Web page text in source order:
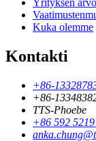
Yrityksen
Kuka olemme
Kontakti
+86-
+86-
TTS-Phoebe
+86 592